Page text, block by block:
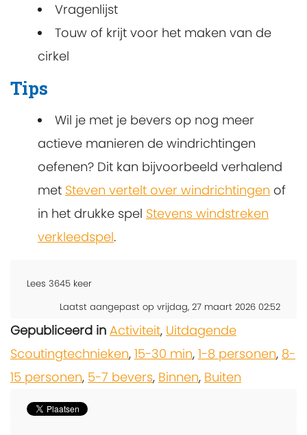
Vragenlijst
Touw of krijt voor het maken van de
cirkel
Tips
Wil je met je bevers op nog meer
actieve manieren de windrichtingen
oefenen? Dit kan bijvoorbeeld verhalend
met Steven vertelt over windrichtingen of
in het drukke spel Stevens windstreken
verkleedspel.
Lees 3645 keer
Laatst aangepast op vrijdag, 27 maart 2026 02:52
Gepubliceerd in Activiteit, Uitdagende
Scoutingtechnieken, 15-30 min, 1-8 personen, 8-
15 personen, 5-7 bevers, Binnen, Buiten